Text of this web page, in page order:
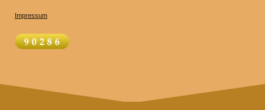
Impressum